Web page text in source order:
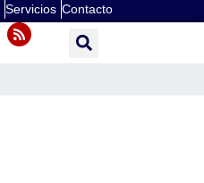
Servicios Contacto